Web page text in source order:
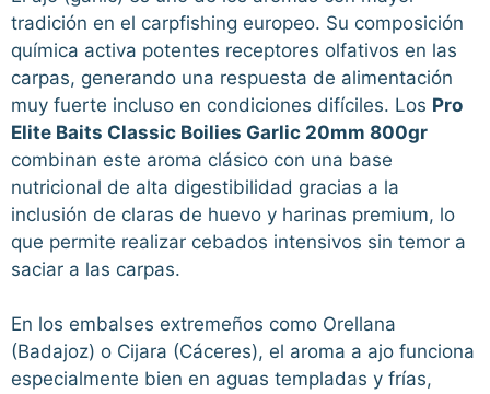
tradición en el carpfishing europeo. Su composición
química activa potentes receptores olfativos en las
carpas, generando una respuesta de alimentación
muy fuerte incluso en condiciones difíciles. Los Pro
Elite Baits Classic Boilies Garlic 20mm 800gr
combinan este aroma clásico con una base
nutricional de alta digestibilidad gracias a la
inclusión de claras de huevo y harinas premium, lo
que permite realizar cebados intensivos sin temor a
saciar a las carpas.
En los embalses extremeños como Orellana
(Badajoz) o Cijara (Cáceres), el aroma a ajo funciona
especialmente bien en aguas templadas y frías,